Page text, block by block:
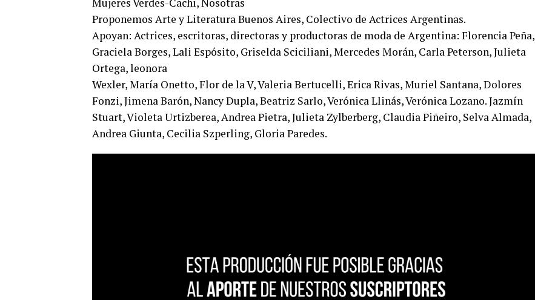
Proponemos Arte y Literatura Buenos Aires, Colectivo de Actrices Argentinas.
Apoyan: Actrices, escritoras, directoras y productoras de moda de Argentina: Florencia Peña,
Graciela Borges, Lali Espósito, Griselda Sciciliani, Mercedes Morán, Carla Peterson, Julieta
Ortega, leonora
Wexler, María Onetto, Flor de la V, Valeria Bertucelli, Erica Rivas, Muriel Santana, Dolores
Fonzi, Jimena Barón, Nancy Dupla, Beatriz Sarlo, Verónica Llinás, Verónica Lozano. Jazmín
Stuart, Violeta Urtizberea, Andrea Pietra, Julieta Zylberberg, Claudia Piñeiro, Selva Almada,
Andrea Giunta, Cecilia Szperling, Gloria Paredes.